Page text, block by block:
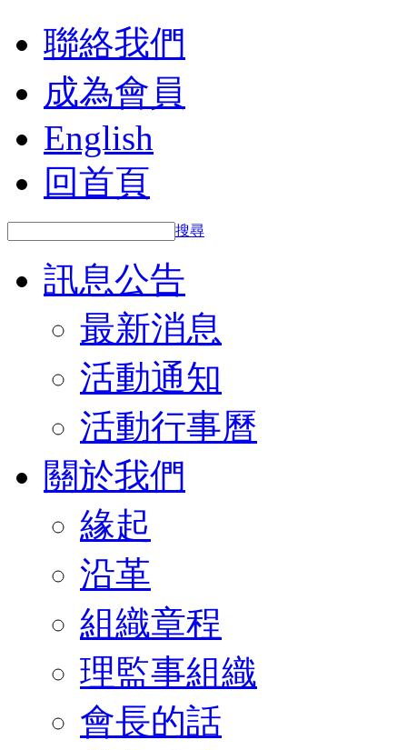
聯絡我們
成為會員
English
回首頁
搜尋
訊息公告
最新消息
活動通知
活動行事曆
關於我們
緣起
沿革
組織章程
理監事組織
會長的話